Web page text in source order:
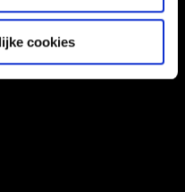
cookies